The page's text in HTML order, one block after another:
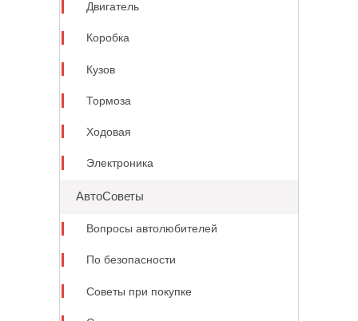
Двигатель
Коробка
Кузов
Тормоза
Ходовая
Электроника
АвтоСоветы
Вопросы автолюбителей
По безопасности
Советы при покупке